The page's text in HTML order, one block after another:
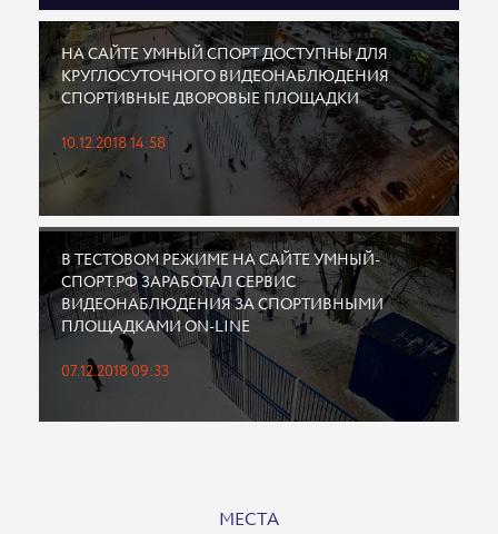
НА САЙТЕ УМНЫЙ СПОРТ ДОСТУПНЫ ДЛЯ
КРУГЛОСУТОЧНОГО ВИДЕОНАБЛЮДЕНИЯ
СПОРТИВНЫЕ ДВОРОВЫЕ ПЛОЩАДКИ
10.12.2018 14:58
В ТЕСТОВОМ РЕЖИМЕ НА САЙТЕ УМНЫЙ-
СПОРТ.РФ ЗАРАБОТАЛ СЕРВИС
ВИДЕОНАБЛЮДЕНИЯ ЗА СПОРТИВНЫМИ
ПЛОЩАДКАМИ ON-LINE
07.12.2018 09:33
МЕСТА